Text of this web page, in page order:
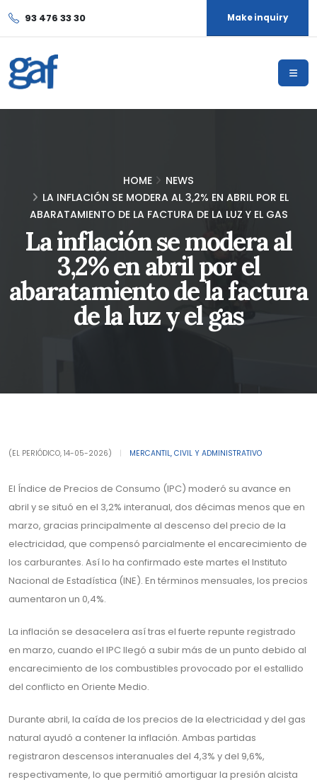
93 476 33 30 Make inquiry
HOME
NEWS
LA INFLACIÓN SE MODERA AL 3,2% EN ABRIL POR EL
ABARATAMIENTO DE LA FACTURA DE LA LUZ Y EL GAS
La inflación se modera al
3,2% en abril por el
abaratamiento de la factura
de la luz y el gas
(EL PERIÓDICO, 14-05-2026) MERCANTIL, CIVIL Y ADMINISTRATIVO
El Índice de Precios de Consumo (IPC) moderó su avance en
abril y se situó en el 3,2% interanual, dos décimas menos que en
marzo, gracias principalmente al descenso del precio de la
electricidad, que compensó parcialmente el encarecimiento de
los carburantes. Así lo ha confirmado este martes el Instituto
Nacional de Estadística (INE). En términos mensuales, los precios
aumentaron un 0,4%.
La inflación se desacelera así tras el fuerte repunte registrado
en marzo, cuando el IPC llegó a subir más de un punto debido al
encarecimiento de los combustibles provocado por el estallido
del conflicto en Oriente Medio.
Durante abril, la caída de los precios de la electricidad y del gas
natural ayudó a contener la inflación. Ambas partidas
registraron descensos interanuales del 4,3% y del 9,6%,
respectivamente, lo que permitió amortiguar la presión alcista